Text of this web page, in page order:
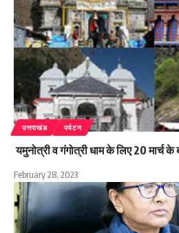
उत्तराखंड पर्यटन
यमुनोत्री व गंगोत्री धाम के लिए 20 मार्च
February 28, 2023